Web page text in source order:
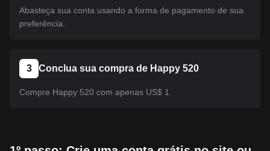
Abasteça sua conta usando a forma de pagamento de sua
preferência.
3 Conclua sua compra de Happy 520
Compre Happy 520 com apenas US$ 1.